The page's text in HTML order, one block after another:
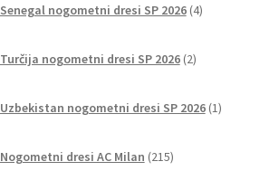
Senegal nogometni dresi SP 2026 4izdelki
Turčija nogometni dresi SP 2026 2izdelka
Uzbekistan nogometni dresi SP 2026 1izdelek
Nogometni dresi AC Milan 215izdelkov